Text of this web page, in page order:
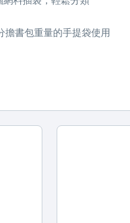
書包重量的手提袋使用